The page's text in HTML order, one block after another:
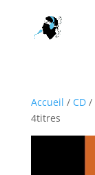
Accueil / CD/
4titres